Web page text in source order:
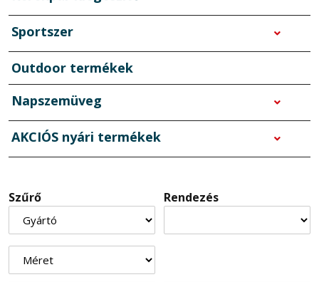
Sportszer
Outdoor termékek
Napszemüveg
AKCIÓS nyári termékek
Szűrő Rendezés